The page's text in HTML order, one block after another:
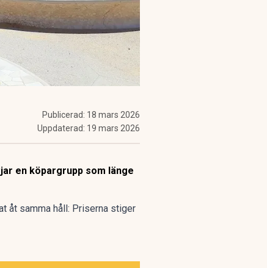
Publicerad: 18 mars 2026
Uppdaterad: 19 mars 2026
en köpargrupp som länge
åt samma håll: Priserna stiger